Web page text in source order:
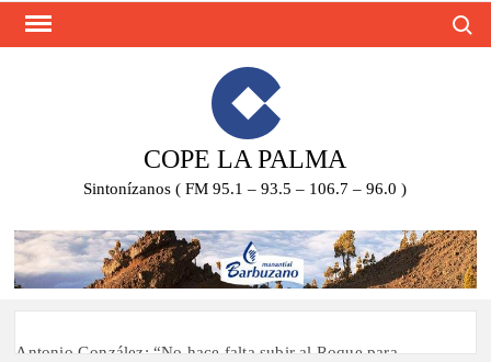
COPE LA PALMA
Sintonízanos ( FM 95.1 – 93.5 – 106.7 – 96.0 )
Antonio González: “No hace falta subir al Roque para